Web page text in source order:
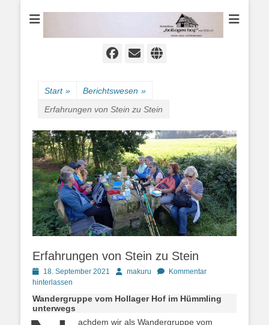
Heimathaus
Hollager Hof v.
Facebook
E-
Website
Start » Berichtswesen »
Erfahrungen von Stein zu Stein
Erfahrungen von Stein zu Stein
Posted
on
18. September 2021 Autormakuru
Kommentar
hinterlassen
Wandergruppe vom Hollager Hof im Hümmling
unterwegs
achdem wir als Wandergruppe vom